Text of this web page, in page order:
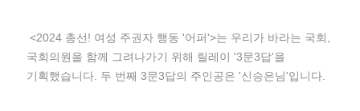
<2024 총선! 여성 주권자 행동 '어퍼'>는 우리가 바라는 국회,
국회의원을 함께 그려나가기 위해 릴레이 '3문3답'을
기획했습니다. 두 번째 3문3답의 주인공은 '신승은님'입니다.